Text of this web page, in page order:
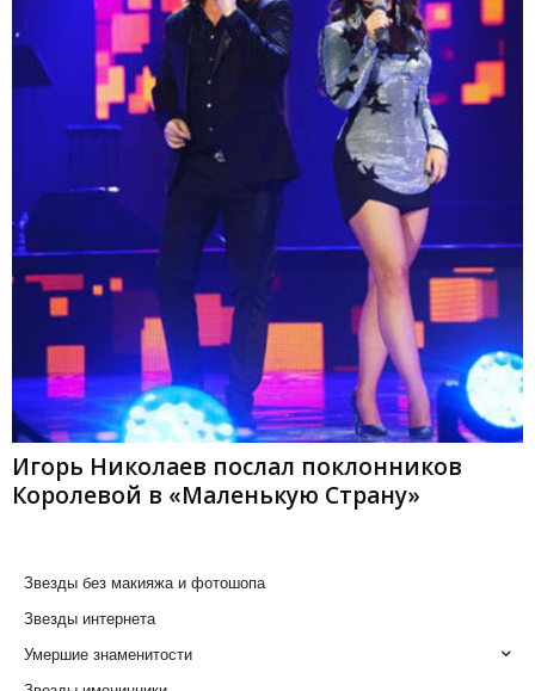
Игорь Николаев послал поклонников
Королевой в «Маленькую Страну»
Звезды без макияжа и фотошопа
Звезды интернета
Умершие знаменитости